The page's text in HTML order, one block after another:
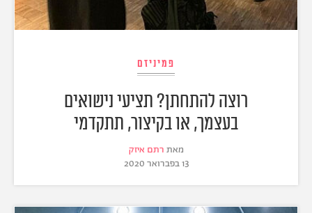
פמיניזם
רוצה להתחתן? תציעי נישואים
בעצמך, או בקיצור, תתקדמי
מאת רתם איזק
13 בפברואר 2020